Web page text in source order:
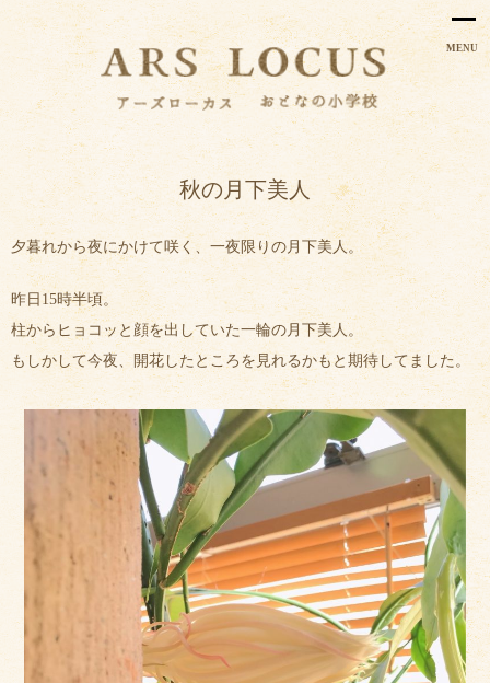
MENU
秋の月下美人
夕暮れから夜にかけて咲く、一夜限りの月下美人。
昨日15時半頃。
柱からヒョコッと顔を出していた一輪の月下美人。
もしかして今夜、開花したところを見れるかもと期待してました。